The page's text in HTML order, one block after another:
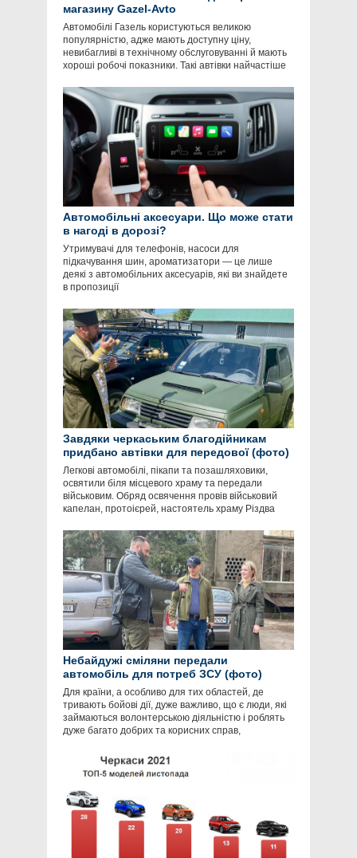
магазину Gazel-Avto
Автомобілі Газель користуються великою
популярністю, адже мають доступну ціну,
невибагливі в технічному обслуговуванні й мають
хороші робочі показники. Такі автівки найчастіше
Автомобільні аксесуари. Що може стати
в нагоді в дорозі?
Утримувачі для телефонів, насоси для
підкачування шин, ароматизатори — це лише
деякі з автомобільних аксесуарів, які ви знайдете
в пропозиції
Завдяки черкаським благодійникам
придбано автівки для передової (фото)
Легкові автомобілі, пікапи та позашляховики,
освятили біля місцевого храму та передали
військовим. Обряд освячення провів військовий
капелан, протоієрей, настоятель храму Різдва
Небайдужі сміляни передали
автомобіль для потреб ЗСУ (фото)
Для країни, а особливо для тих областей, де
тривають бойові дії, дуже важливо, що є люди, які
займаються волонтерською діяльністю і роблять
дуже багато добрих та корисних справ,